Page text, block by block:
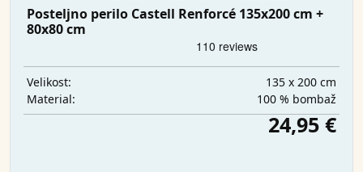
Posteljno perilo Castell Renforcé 135x200 cm +
80x80 cm
Velikost:
135 x 200 cm
Material:
100 % bombaž
24,95 €